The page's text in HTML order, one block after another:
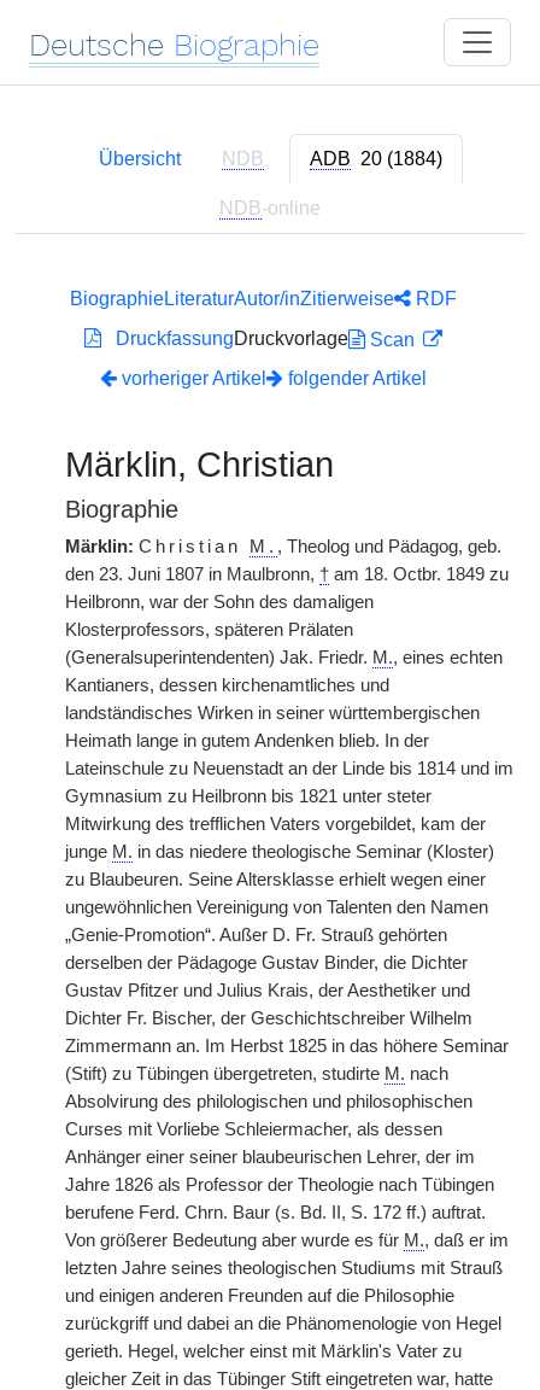
Deutsche Biographie
Übersicht NDB ADB 20 (1884)
NDB-online
BiographieLiteraturAutor/inZitierweise
RDF
DruckfassungDruckvorlage
Scan
vorheriger Artikel
folgender Artikel
Märklin, Christian
Biographie
Märklin: Christian M. , Theolog und Pädagog, geb.
den 23. Juni 1807 in Maulbronn, † am 18. Octbr. 1849 zu
Heilbronn, war der Sohn des damaligen
Klosterprofessors, späteren Prälaten
(Generalsuperintendenten) Jak. Friedr. M., eines echten
Kantianers, dessen kirchenamtliches und
landständisches Wirken in seiner württembergischen
Heimath lange in gutem Andenken blieb. In der
Lateinschule zu Neuenstadt an der Linde bis 1814 und im
Gymnasium zu Heilbronn bis 1821 unter steter
Mitwirkung des trefflichen Vaters vorgebildet, kam der
junge M. in das niedere theologische Seminar (Kloster)
zu Blaubeuren. Seine Altersklasse erhielt wegen einer
ungewöhnlichen Vereinigung von Talenten den Namen
„Genie-Promotion“. Außer D. Fr. Strauß gehörten
derselben der Pädagoge Gustav Binder, die Dichter
Gustav Pfitzer und Julius Krais, der Aesthetiker und
Dichter Fr. Bischer, der Geschichtschreiber Wilhelm
Zimmermann an. Im Herbst 1825 in das höhere Seminar
(Stift) zu Tübingen übergetreten, studirte M. nach
Absolvirung des philologischen und philosophischen
Curses mit Vorliebe Schleiermacher, als dessen
Anhänger einer seiner blaubeurischen Lehrer, der im
Jahre 1826 als Professor der Theologie nach Tübingen
berufene Ferd. Chrn. Baur (s. Bd. II, S. 172 ff.) auftrat.
Von größerer Bedeutung aber wurde es für M., daß er im
letzten Jahre seines theologischen Studiums mit Strauß
und einigen anderen Freunden auf die Philosophie
zurückgriff und dabei an die Phänomenologie von Hegel
gerieth. Hegel, welcher einst mit Märklin's Vater zu
gleicher Zeit in das Tübinger Stift eingetreten war, hatte